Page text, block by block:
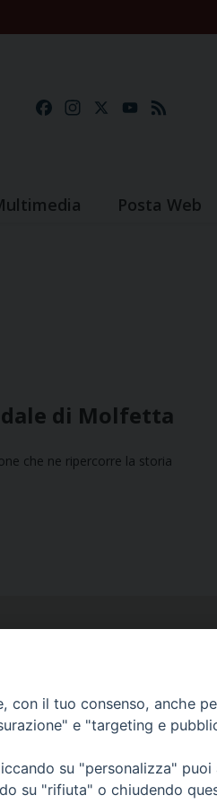
FacebookInstagramYouTube
Posta Web
di Molfetta
che ne ripercorre la storia
sociali
4 – 70056 Molfetta (BA)
il tuo consenso, anche
e "targeting e
su "personalizza"
su "rifiuta" o chiudendo